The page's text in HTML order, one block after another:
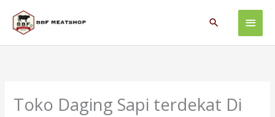
content
Main
Search
Toko Daging Sapi terdekat Di